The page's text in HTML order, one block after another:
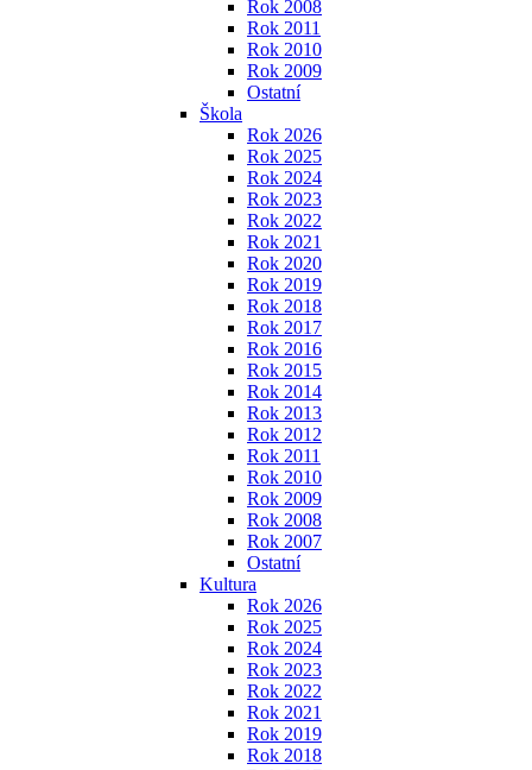
Rok 2008
Rok 2011
Rok 2010
Rok 2009
Ostatní
Škola
Rok 2026
Rok 2025
Rok 2024
Rok 2023
Rok 2022
Rok 2021
Rok 2020
Rok 2019
Rok 2018
Rok 2017
Rok 2016
Rok 2015
Rok 2014
Rok 2013
Rok 2012
Rok 2011
Rok 2010
Rok 2009
Rok 2008
Rok 2007
Ostatní
Kultura
Rok 2026
Rok 2025
Rok 2024
Rok 2023
Rok 2022
Rok 2021
Rok 2019
Rok 2018